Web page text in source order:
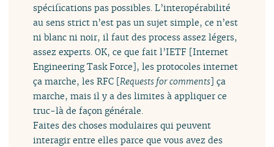
spécifications pas possibles. L’interopérabilité
au sens strict n’est pas un sujet simple, ce n’est
ni blanc ni noir, il faut des process assez légers,
assez experts. OK, ce que fait l’IETF [Internet
Engineering Task Force], les protocoles internet
ça marche, les RFC [Requests for comments] ça
marche, mais il y a des limites à appliquer ce
truc-là de façon générale.
Faites des choses modulaires qui peuvent
interagir entre elles parce que vous avez des